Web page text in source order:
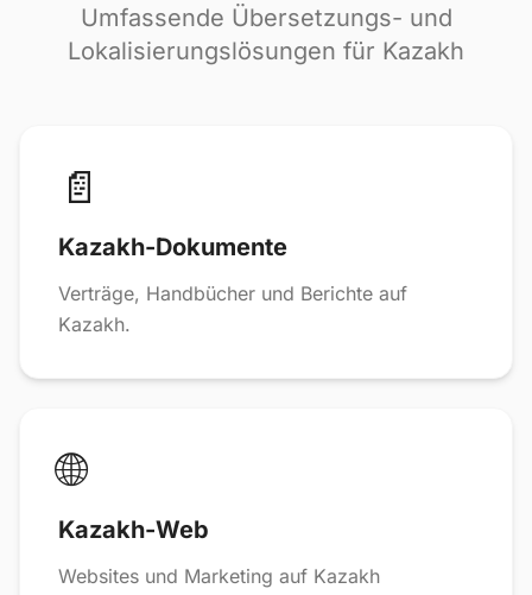
Umfassende Übersetzungs- und
Lokalisierungslösungen für Kazakh
📄
Kazakh-Dokumente
Verträge, Handbücher und Berichte auf
Kazakh.
🌐
Kazakh-Web
Websites und Marketing auf Kazakh